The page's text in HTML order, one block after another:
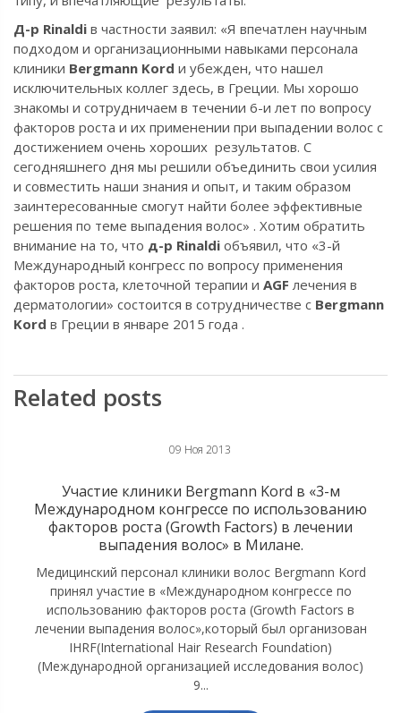
Д-р Rinaldi в частности заявил: «Я впечатлен научным
подходом и организационными навыками персонала
клиники Bergmann Kord и убежден, что нашел
исключительных коллег здесь, в Греции. Мы хорошо
знакомы и сотрудничаем в течении 6-и лет по вопросу
факторов роста и их применении при выпадении волос с
достижением очень хороших результатов. С
сегодняшнего дня мы решили объединить свои усилия
и совместить наши знания и опыт, и таким образом
заинтересованные смогут найти более эффективные
решения по теме выпадения волос» . Хотим обратить
внимание на то, что д-р Rinaldi объявил, что «3-й
Международный конгресс по вопросу применения
факторов роста, клеточной терапии и AGF лечения в
дерматологии» состоится в сотрудничестве с Bergmann
Kord в Греции в январе 2015 года .
Related posts
09 Ноя 2013
Участие клиники Bergmann Kord в «3-м
Международном конгрессе по использованию
факторов роста (Growth Factors) в лечении
выпадения волос» в Милане.
Медицинский персонал клиники волос Bergmann Kord
принял участие в «Международном конгрессе по
использованию факторов роста (Growth Factors в
лечении выпадения волос»,который был организован
IHRF(International Hair Research Foundation)
(Международной организацией исследования волос)
9...